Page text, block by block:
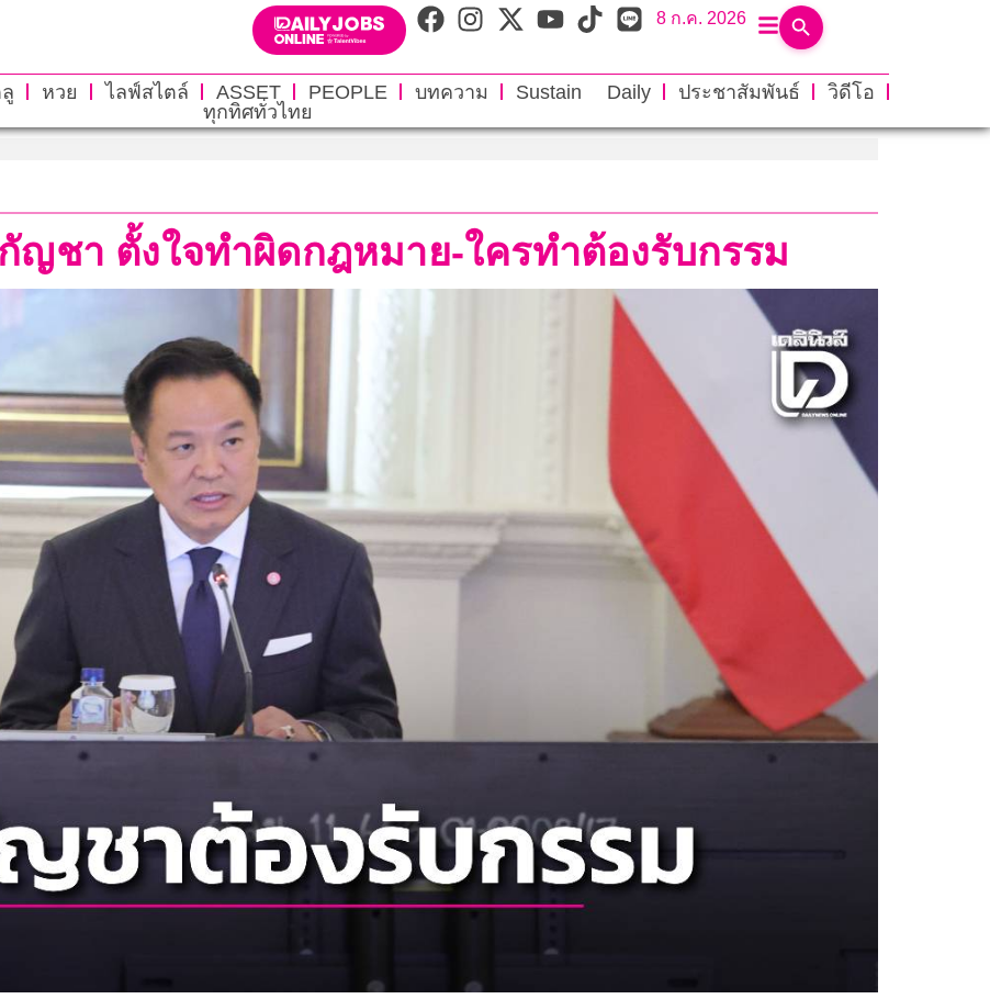
8 ก.ค. 2026
หวย ไลฟ์สไตล์ ASSET PEOPLE บทความ Sustain Daily ประชาสัมพันธ์
วิดีโอ
ทุกทิศทั่วไทย
ญชา ตั้งใจทำผิดกฎหมาย-ใครทำต้องรับกรรม